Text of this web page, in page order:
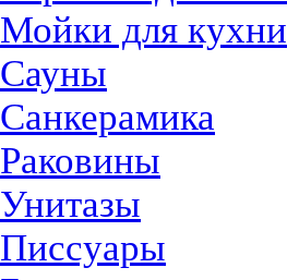
Мойки для кухни
Сауны
Санкерамика
Раковины
Унитазы
Писсуары